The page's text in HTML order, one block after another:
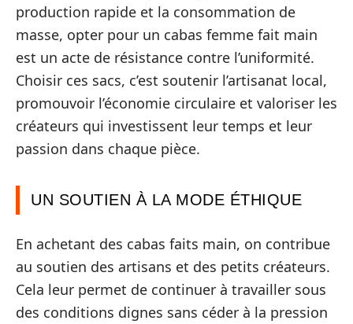
production rapide et la consommation de
masse, opter pour un cabas femme fait main
est un acte de résistance contre l’uniformité.
Choisir ces sacs, c’est soutenir l’artisanat local,
promouvoir l’économie circulaire et valoriser les
créateurs qui investissent leur temps et leur
passion dans chaque pièce.
UN SOUTIEN À LA MODE ÉTHIQUE
En achetant des cabas faits main, on contribue
au soutien des artisans et des petits créateurs.
Cela leur permet de continuer à travailler sous
des conditions dignes sans céder à la pression